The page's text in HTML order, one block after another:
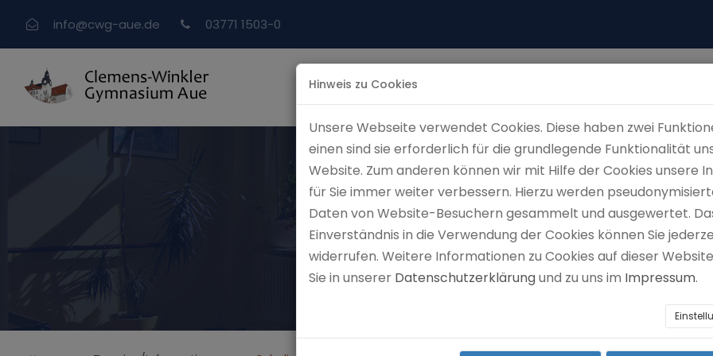
info@cwg-aue.de 03771 1503-0
Hinweis zu Cookies
Unsere Webseite verwendet Cookies. Diese haben zwei
einen sind sie erforderlich für die grundlegende Funktionalität
Website. Zum anderen können wir mit Hilfe der Cookies unsere
für Sie immer weiter verbessern. Hierzu werden
Daten von Website-Besuchern gesammelt und ausgewertet.
Einverständnis in die Verwendung der Cookies können Sie
widerrufen. Weitere Informationen zu Cookies auf dieser
Sie in unserer Datenschutzerklärungund zu uns im Impressum.